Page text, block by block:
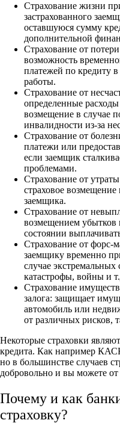
Страхование жизни
застрахованного
оставшуюся сумму
дополнительной
Страхование от
возможность
платежей по кредиту
работы.
Страхование от
определенные
возмещение в случае
инвалидности из-за
Страхование от
платежи или
если заемщик
проблемами.
Страхование от
страховое возмещение
заемщика.
Страхование от
возмещением убытков
состоянии
Страхование от форс-
заемщику временно
случае
катастрофы, войны и
Страхование
залога: защищает
автомобиль или
от различных рисков,
Некоторые страховки
кредита. Как например
но в большинстве случаев
добровольно и вы можете от
Почему и как
страховку?